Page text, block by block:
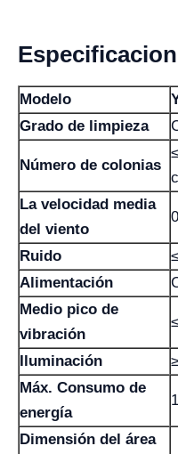
Modelo
Grado de limpieza
Número de colonias
La velocidad media
del viento
Ruido
Alimentación
Medio pico de
vibración
Iluminación
Máx. Consumo de
energía
Dimensión del área